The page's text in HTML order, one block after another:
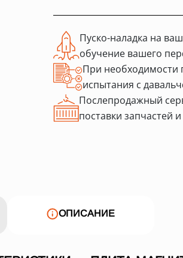
Пуско-наладка на
обучение вашего
При необходимости
испытания с
Послепродажный
поставки запчастей
ОПИСАНИЕ